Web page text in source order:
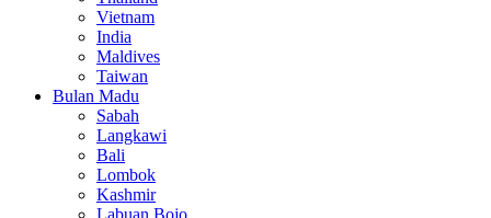
Vietnam
India
Maldives
Taiwan
Bulan Madu
Sabah
Langkawi
Bali
Lombok
Kashmir
Labuan Bojo